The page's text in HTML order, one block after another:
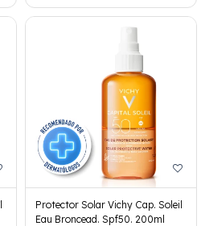
Protector Solar Vichy Cap. Soleil
Eau Broncead. Spf50. 200ml